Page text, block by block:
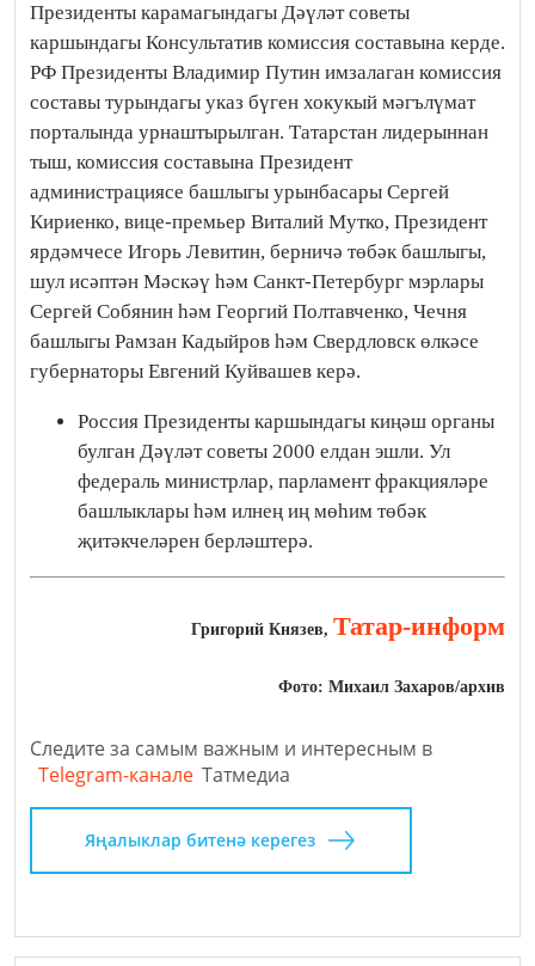
Президенты карамагындагы Дәүләт советы
каршындагы Консультатив комиссия составына керде.
РФ Президенты Владимир Путин имзалаган комиссия
составы турындагы указ бүген хокукый мәгълүмат
порталында урнаштырылган. Татарстан лидерыннан
тыш, комиссия составына Президент
администрациясе башлыгы урынбасары Сергей
Кириенко, вице-премьер Виталий Мутко, Президент
ярдәмчесе Игорь Левитин, берничә төбәк башлыгы,
шул исәптән Мәскәү һәм Санкт-Петербург мэрлары
Сергей Собянин һәм Георгий Полтавченко, Чечня
башлыгы Рамзан Кадыйров һәм Свердловск өлкәсе
губернаторы Евгений Куйвашев керә.
Россия Президенты каршындагы киңәш органы
булган Дәүләт советы 2000 елдан эшли. Ул
федераль министрлар, парламент фракцияләре
башлыклары һәм илнең иң мөһим төбәк
җитәкчеләрен берләштерә.
Григорий Князев, Татар-информ
Фото: Михаил Захаров/архив
Следите за самым важным и интересным в
Telegram-канале Татмедиа
Яңалыклар битенә керегез